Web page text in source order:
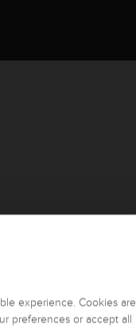
experience. Cookies are
preferences or accept all